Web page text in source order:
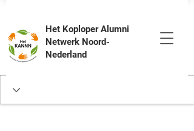
Het Koploper Alumni
Netwerk Noord-
Nederland